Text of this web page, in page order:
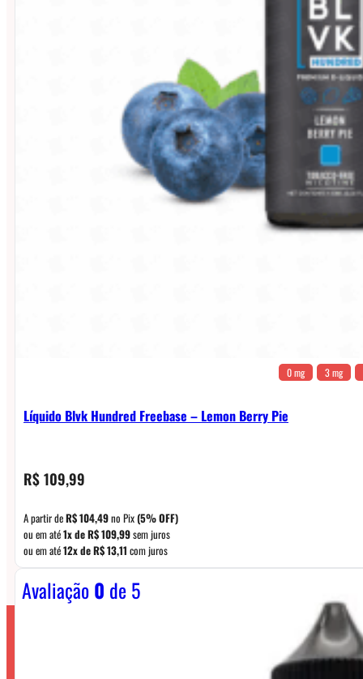
0 mg 3 mg
Líquido Blvk Hundred Freebase – Lemon Berry Pie
R$109,99
A partir deR$104,49no Pix(5% OFF)
ou em até1x deR$109,99sem juros
ou em até12x deR$13,11 com juros
Avaliação0 de 5